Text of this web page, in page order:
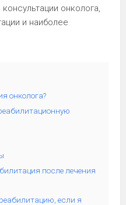
онколога,
и наиболее
онколога?
после лечения
если я